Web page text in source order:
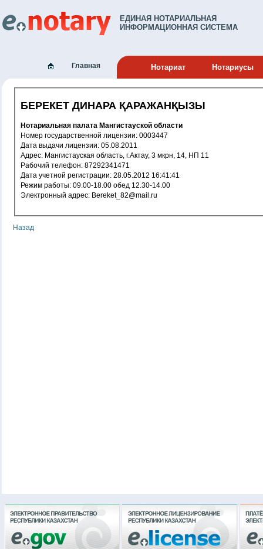
ЕДИНАЯ НОТАРИАЛЬНАЯ
ИНФОРМАЦИОННАЯ СИСТЕМА
Главная Нотариат Нотариусы
БЕРЕКЕТ ДИНАРА ҚАРАЖАНҚЫЗЫ
Нотариальная палата Мангистауской области
Номер государственной лицензии: 0003447
Дата выдачи лицензии: 05.08.2011
Адрес: Мангистауская область, г.Актау, 3 мкрн, 14, НП 11
Рабочий телефон: 87292341471
Дата учетной регистрации: 28.05.2012 16:41:41
Режим работы: 09.00-18.00 обед 12.30-14.00
Электронный адрес: Bereket_82@mail.ru
Назад